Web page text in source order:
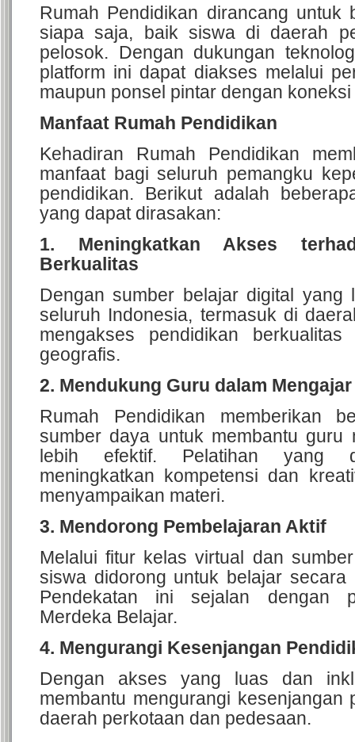
Rumah Pendidikan dirancang untuk
siapa saja, baik siswa di daerah
pelosok. Dengan dukungan
platform ini dapat diakses melalui
maupun ponsel pintar dengan
Manfaat Rumah Pendidikan
Kehadiran Rumah Pendidikan
manfaat bagi seluruh pemangku
pendidikan. Berikut adalah
yang dapat dirasakan:
1. Meningkatkan Akses
Berkualitas
Dengan sumber belajar digital yang
seluruh Indonesia, termasuk di
mengakses pendidikan
geografis.
2. Mendukung Guru dalam Mengajar
Rumah Pendidikan memberikan
sumber daya untuk membantu guru
lebih efektif. Pelatihan yang
meningkatkan kompetensi dan
menyampaikan materi.
3. Mendorong Pembelajaran Aktif
Melalui fitur kelas virtual dan
siswa didorong untuk belajar secara
Pendekatan ini sejalan dengan
Merdeka Belajar.
4. Mengurangi Kesenjangan
Dengan akses yang luas dan
membantu mengurangi kesenjangan
daerah perkotaan dan pedesaan.